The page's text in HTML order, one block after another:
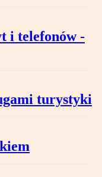
i telefonów -
turystyki